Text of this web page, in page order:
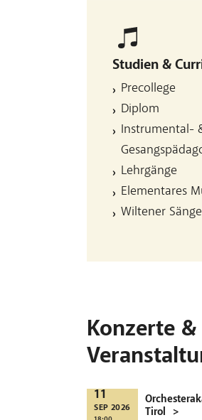
Studien &
Precollege
Diplom
Instrumental-
Lehrgänge
Elementares
Wiltener
Konzerte &
11
SEP 2026
18:00
Tirol